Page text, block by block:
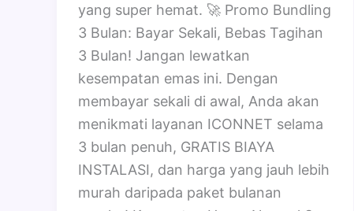
yang super hemat. 🚀 Promo Bundling
3 Bulan: Bayar Sekali, Bebas Tagihan
3 Bulan! Jangan lewatkan
kesempatan emas ini. Dengan
membayar sekali di awal, Anda akan
menikmati layanan ICONNET selama
3 bulan penuh, GRATIS BIAYA
INSTALASI, dan harga yang jauh lebih
murah daripada paket bulanan